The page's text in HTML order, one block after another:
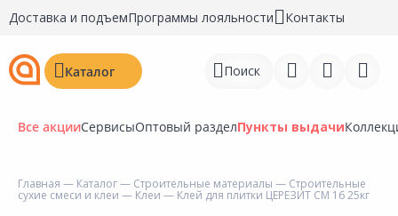
Доставка и подъемПрограммы лояльности Контакты
Каталог Поиск
Все акцииСервисыОптовый разделПункты выдачи
Главная — Каталог— Строительные материалы — Строительные
сухие смеси и клеи — Клеи — Клей для плитки ЦЕРЕЗИТ CM 16 25кг